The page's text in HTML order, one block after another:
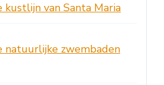
kustlijn van Santa Maria
natuurlijke zwembaden